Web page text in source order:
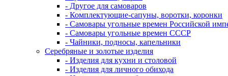
- Другое для самоваров
- Комплектующие-сапуны, воротки, коронки
- Самовары угольные времен Российской
- Самовары угольные времен СССР
- Чайники, подносы, капельники
Серебряные и золотые изделия
- Изделия для кухни и столовой
- Изделия для личного обихода